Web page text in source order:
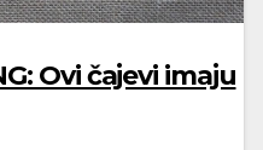
Ovi čajevi imaju